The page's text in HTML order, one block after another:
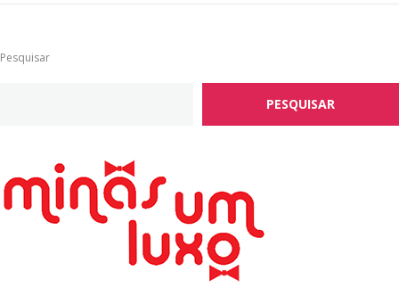
Pesquisar
PESQUISAR